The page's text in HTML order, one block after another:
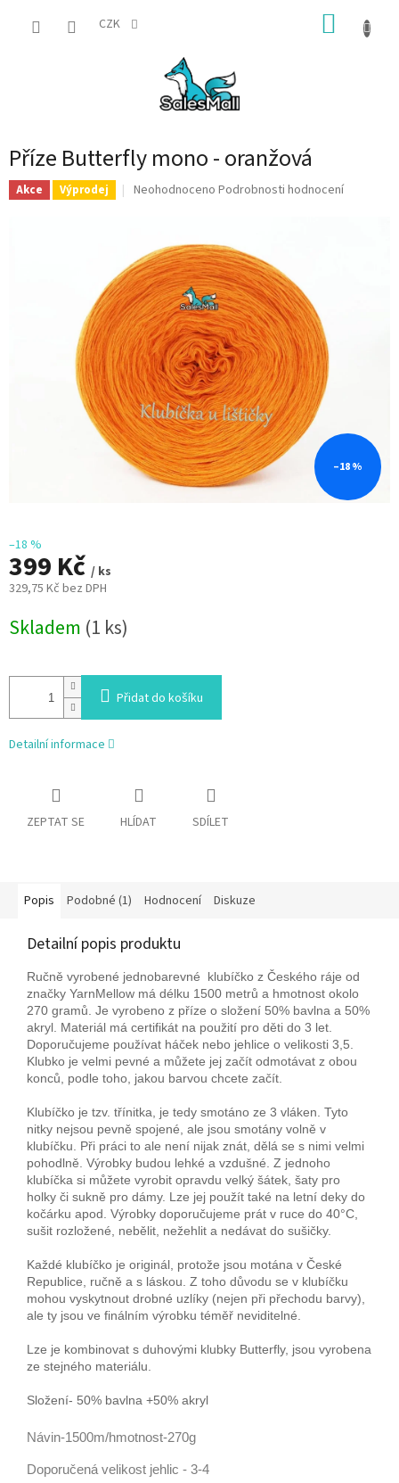
CZK
Příze Butterfly mono - oranžová
Akce Výprodej
Průměrné
0,0
z
5
hvězdiček.
Neohodnoceno Podrobnosti hodnocení
–18 %
–18 %
399 Kč / ks
329,75 Kč bez DPH
cena:
Skladem (1 ks)
Přidat do košíku
Detailní informace
ZEPTAT SE HLÍDAT SDÍLET
Popis Podobné (1) Hodnocení Diskuze
Detailní popis produktu
Ručně vyrobené jednobarevné klubíčko z Českého ráje od
značky YarnMellow má délku 1500 metrů a hmotnost okolo
270 gramů. Je vyrobeno z příze o složení 50% bavlna a 50%
akryl. Materiál má certifikát na použití pro děti do 3 let.
Doporučujeme používat háček nebo jehlice o velikosti 3,5.
Klubko je velmi pevné a můžete jej začít odmotávat z obou
konců, podle toho, jakou barvou chcete začít.
Klubíčko je tzv. třínitka, je tedy smotáno ze 3 vláken. Tyto
nitky nejsou pevně spojené, ale jsou smotány volně v
klubíčku. Při práci to ale není nijak znát, dělá se s nimi velmi
pohodlně. Výrobky budou lehké a vzdušné. Z jednoho
klubíčka si můžete vyrobit opravdu velký šátek, šaty pro
holky či sukně pro dámy. Lze jej použít také na letní deky do
kočárku apod. Výrobky doporučujeme prát v ruce do 40°C,
sušit rozložené, nebělit, nežehlit a nedávat do sušičky.
Každé klubíčko je originál, protože jsou motána v České
Republice, ručně a s láskou. Z toho důvodu se v klubíčku
mohou vyskytnout drobné uzlíky (nejen při přechodu barvy),
ale ty jsou ve finálním výrobku téměř neviditelné.
Lze je kombinovat s duhovými klubky Butterfly, jsou vyrobena
ze stejného materiálu.
Složení- 50% bavlna +50% akryl
Návin-1500m/hmotnost-270g
Doporučená velikost jehlic - 3-4